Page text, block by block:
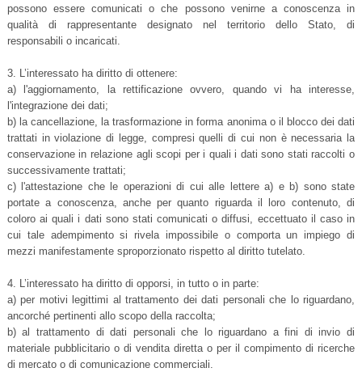
possono essere comunicati o che possono venirne a conoscenza in
qualità di rappresentante designato nel territorio dello Stato, di
responsabili o incaricati.
3. L’interessato ha diritto di ottenere:
a) l'aggiornamento, la rettificazione ovvero, quando vi ha interesse,
l'integrazione dei dati;
b) la cancellazione, la trasformazione in forma anonima o il blocco dei dati
trattati in violazione di legge, compresi quelli di cui non è necessaria la
conservazione in relazione agli scopi per i quali i dati sono stati raccolti o
successivamente trattati;
c) l'attestazione che le operazioni di cui alle lettere a) e b) sono state
portate a conoscenza, anche per quanto riguarda il loro contenuto, di
coloro ai quali i dati sono stati comunicati o diffusi, eccettuato il caso in
cui tale adempimento si rivela impossibile o comporta un impiego di
mezzi manifestamente sproporzionato rispetto al diritto tutelato.
4. L’interessato ha diritto di opporsi, in tutto o in parte:
a) per motivi legittimi al trattamento dei dati personali che lo riguardano,
ancorché pertinenti allo scopo della raccolta;
b) al trattamento di dati personali che lo riguardano a fini di invio di
materiale pubblicitario o di vendita diretta o per il compimento di ricerche
di mercato o di comunicazione commerciali.